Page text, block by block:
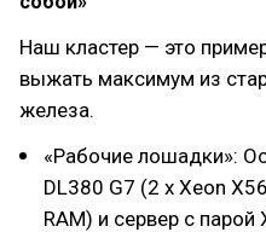
Наш кластер — это
выжать максимум из
железа.
«Рабочие лошадки»:
DL380 G7 (2 x Xeon
RAM) и сервер с